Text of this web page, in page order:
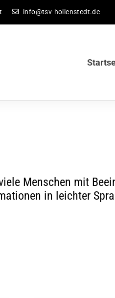
info@tsv-hollenstedt.de
Menschen mit
in leichter